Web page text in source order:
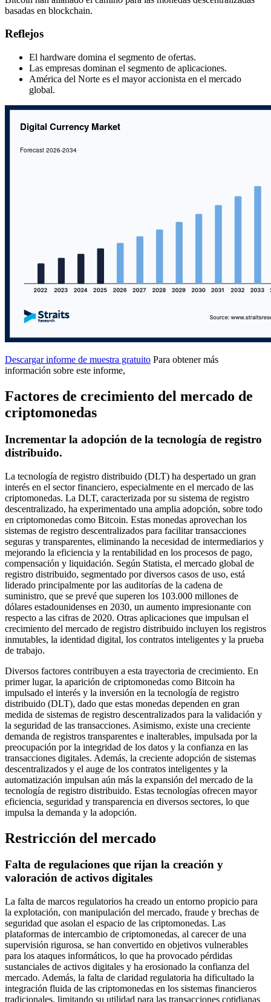
basadas en blockchain.
Reflejos
El hardware domina el segmento de ofertas.
Las empresas dominan el segmento de aplicaciones.
América del Norte es el mayor accionista en el mercado
global.
Descargar informe de muestra gratuito Para obtener más
información sobre este informe,
Factores de crecimiento del mercado de
criptomonedas
Incrementar la adopción de la tecnología de registro
distribuido.
La tecnología de registro distribuido (DLT) ha despertado un gran
interés en el sector financiero, especialmente en el mercado de las
criptomonedas. La DLT, caracterizada por su sistema de registro
descentralizado, ha experimentado una amplia adopción, sobre todo
en criptomonedas como Bitcoin. Estas monedas aprovechan los
sistemas de registro descentralizados para facilitar transacciones
seguras y transparentes, eliminando la necesidad de intermediarios y
mejorando la eficiencia y la rentabilidad en los procesos de pago,
compensación y liquidación. Según Statista, el mercado global de
registro distribuido, segmentado por diversos casos de uso, está
liderado principalmente por las auditorías de la cadena de
suministro, que se prevé que superen los 103.000 millones de
dólares estadounidenses en 2030, un aumento impresionante con
respecto a las cifras de 2020. Otras aplicaciones que impulsan el
crecimiento del mercado de registro distribuido incluyen los registros
inmutables, la identidad digital, los contratos inteligentes y la prueba
de trabajo.
Diversos factores contribuyen a esta trayectoria de crecimiento. En
primer lugar, la aparición de criptomonedas como Bitcoin ha
impulsado el interés y la inversión en la tecnología de registro
distribuido (DLT), dado que estas monedas dependen en gran
medida de sistemas de registro descentralizados para la validación y
la seguridad de las transacciones. Asimismo, existe una creciente
demanda de registros transparentes e inalterables, impulsada por la
preocupación por la integridad de los datos y la confianza en las
transacciones digitales. Además, la creciente adopción de sistemas
descentralizados y el auge de los contratos inteligentes y la
automatización impulsan aún más la expansión del mercado de la
tecnología de registro distribuido. Estas tecnologías ofrecen mayor
eficiencia, seguridad y transparencia en diversos sectores, lo que
impulsa la demanda y la adopción.
Restricción del mercado
Falta de regulaciones que rijan la creación y
valoración de activos digitales
La falta de marcos regulatorios ha creado un entorno propicio para
la explotación, con manipulación del mercado, fraude y brechas de
seguridad que asolan el espacio de las criptomonedas. Las
plataformas de intercambio de criptomonedas, al carecer de una
supervisión rigurosa, se han convertido en objetivos vulnerables
para los ataques informáticos, lo que ha provocado pérdidas
sustanciales de activos digitales y ha erosionado la confianza del
mercado. Además, la falta de claridad regulatoria ha dificultado la
integración fluida de las criptomonedas en los sistemas financieros
tradicionales, limitando su utilidad para las transacciones cotidianas